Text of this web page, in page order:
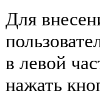
Для
в левой
нажать